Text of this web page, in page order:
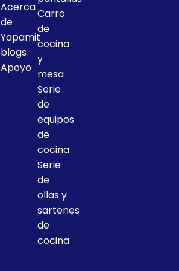
Acerca
de
Yapamit
blogs
Apoyo
Carro
de
cocina
y
mesa
Serie
de
equipos
de
cocina
Serie
de
ollas y
sartenes
de
cocina